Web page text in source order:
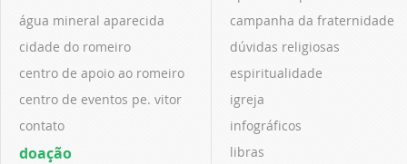
água mineral aparecida
cidade do romeiro
centro de apoio ao romeiro
centro de eventos pe. vitor
contato
doação
campanha da fraternidade
dúvidas religiosas
espiritualidade
igreja
infográficos
libras